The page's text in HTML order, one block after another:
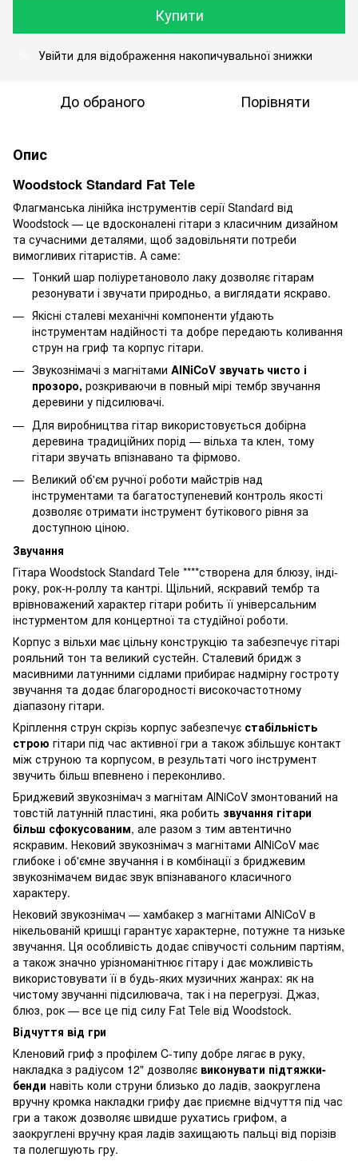
Купити
Увійти для відображення накопичувальної знижки
До обраного Порівняти
Опис
Woodstock Standard Fat Tele
Флагманська лінійка інструментів серії Standard від
Woodstock — це вдосконалені гітари з класичним дизайном
та сучасними деталями, щоб задовільняти потреби
вимогливих гітаристів. А саме:
Тонкий шар поліуретановоло лаку дозволяє гітарам
резонувати і звучати природньо, а виглядати яскраво.
Якісні сталеві механічні компоненти yfдають
інструментам надійності та добре передають коливання
струн на гриф та корпус гітари.
Звукознімачі з магнітами AlNiCoV звучать чисто і
прозоро, розкриваючи в повный мірі тембр звучання
деревини у підсилювачі.
Для виробництва гітар використовується добірна
деревина традиційних порід — вільха та клен, тому
гітари звучать впізнавано та фірмово.
Великий об'єм ручної роботи майстрів над
інструментами та багатоступеневий контроль якості
дозволяє отримати інструмент бутікового рівня за
доступною ціною.
Звучання
Гітара Woodstock Standard Tele ****створена для блюзу, інді-
року, рок-н-роллу та кантрі. Щільний, яскравий тембр та
врівноважений характер гітари робить її універсальним
інстурментом для концертної та студійної роботи.
Корпус з вільхи має цільну конструкцію та забезпечує гітарі
рояльний тон та великий сустейн. Сталевий бридж з
масивними латунними сідлами прибирає надмірну гостроту
звучання та додає благородності високочастотному
діапазону гітари.
Кріплення струн скрізь корпус забезпечує стабільність
строю гітари під час активної гри а також збільшує контакт
між струною та корпусом, в результаті чого інструмент
звучить більш впевнено і переконливо.
Бриджевий звукознімач з магнітам AlNiCoV змонтований на
товстій латунній пластині, яка робить звучання гітари
більш сфокусованим, але разом з тим автентично
яскравим. Нековий звукознімач з магнітами AlNiCoV має
глибоке і об'ємне звучання і в комбінації з бриджевим
звукознімачем видає звук впізнаваного класичного
характеру.
Нековий звукознімач — хамбакер з магнітами AlNiCoV в
нікельованій кришці гарантує характерне, потужне та низьке
звучання. Ця особливість додає співучості сольним партіям,
а також значно урізноманітнює гітару і дає можливість
використовувати її в будь-яких музичних жанрах: як на
чистому звучанні підсилювача, так і на перегрузі. Джаз,
блюз, рок — все це під силу Fat Tele від Woodstock.
Відчуття від гри
Кленовий гриф з профілем C-типу добре лягає в руку,
накладка з радіусом 12" дозволяє виконувати підтяжки-
бенди навіть коли струни близько до ладів, заокруглена
вручну кромка накладки грифу дає приємне відчуття під час
гри а також дозволяє швидше рухатись грифом, а
заокруглені вручну края ладів захищають пальці від порізів
та полегшують гру.